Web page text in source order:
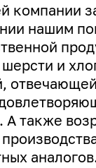
компании
нашим
и
А также